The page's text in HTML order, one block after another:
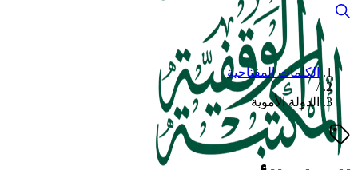
الكلمات المفتاحية
/
الدولة الأموية